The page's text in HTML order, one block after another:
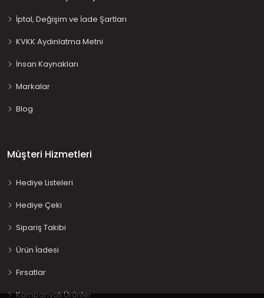
İptal, Değişim ve İade Şartları
KVKK Aydınlatma Metni
İnsan Kaynakları
Markalar
Blog
Müşteri Hizmetleri
Hediye Listeleri
Hediye Çeki
Sipariş Takibi
Ürün İadesi
Fırsatlar
Kampanyalı Ürünler